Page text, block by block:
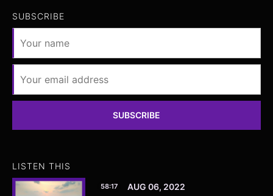
SUBSCRIBE
SUBSCRIBE
LISTEN THIS
58:17 AUG 06, 2022